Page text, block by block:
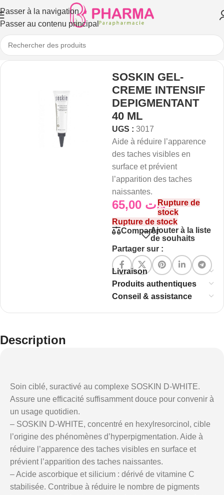
Passer à la navigation
Passer au contenu principal
SOSKIN GEL-
CREME INTENSIF
DEPIGMENTANT
40 ML
UGS : 3017
Aide à réduire l’apparence
des taches visibles en
surface et prévient
l’apparition des taches
naissantes.
د.تRupture de
stock
Rupture de stock
ComparerAjouter à la liste
de souhaits
Partager sur :
Livraison
Produits authentiques
Conseil & assistance
Description
Soin ciblé, suractivé au complexe SOSKIN D-WHITE.
Assure une efficacité suffisamment douce pour convenir à
un usage quotidien.
– SOSKIN D-WHITE, concentré en hexylresorcinol, cible
l’origine des phénomènes d’hyperpigmentation. Aide à
réduire l’apparence des taches visibles en surface et
prévient l’apparition des taches naissantes.
– Acide ascorbique et silicium : dérivé de vitamine C
stabilisée. Contribue à réduire le nombre de pigments